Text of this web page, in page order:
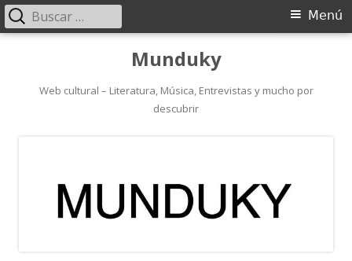
contenido
Munduky
Web cultural – Literatura, Música, Entrevistas y mucho por
descubrir
Menú
Menú
Buscar: